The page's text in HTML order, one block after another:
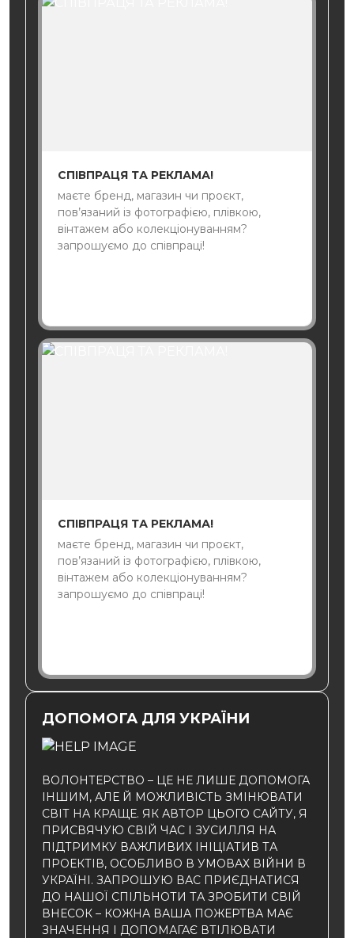
СПІВПРАЦЯ ТА РЕКЛАМА!
маєте бренд, магазин чи проєкт,
пов’язаний із фотографією, плівкою,
вінтажем або колекціонуванням?
запрошуємо до співпраці!
СПІВПРАЦЯ ТА РЕКЛАМА!
маєте бренд, магазин чи проєкт,
пов’язаний із фотографією, плівкою,
вінтажем або колекціонуванням?
запрошуємо до співпраці!
ДОПОМОГА ДЛЯ УКРАЇНИ
ВОЛОНТЕРСТВО – ЦЕ НЕ ЛИШЕ ДОПОМОГА
ІНШИМ, АЛЕ Й МОЖЛИВІСТЬ ЗМІНЮВАТИ
СВІТ НА КРАЩЕ. ЯК АВТОР ЦЬОГО САЙТУ, Я
ПРИСВЯЧУЮ СВІЙ ЧАС І ЗУСИЛЛЯ НА
ПІДТРИМКУ ВАЖЛИВИХ ІНІЦІАТИВ ТА
ПРОЕКТІВ, ОСОБЛИВО В УМОВАХ ВІЙНИ В
УКРАЇНІ. ЗАПРОШУЮ ВАС ПРИЄДНАТИСЯ
ДО НАШОЇ СПІЛЬНОТИ ТА ЗРОБИТИ СВІЙ
ВНЕСОК – КОЖНА ВАША ПОЖЕРТВА МАЄ
ЗНАЧЕННЯ І ДОПОМАГАЄ ВТІЛЮВАТИ